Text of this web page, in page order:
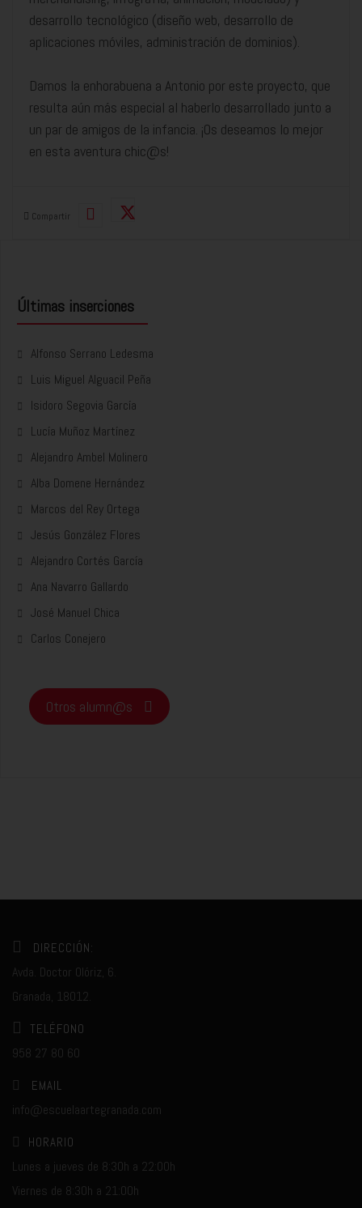
desarrollo tecnológico (diseño web, desarrollo de
aplicaciones móviles, administración de dominios).
Damos la enhorabuena a Antonio por este proyecto, que
resulta aún más especial al haberlo desarrollado junto a
un par de amigos de la infancia. ¡Os deseamos lo mejor
en esta aventura chic@s!
Compartir
Últimas inserciones
Alfonso Serrano Ledesma
Luis Miguel Alguacil Peña
Isidoro Segovia García
Lucía Muñoz Martínez
Alejandro Ambel Molinero
Alba Domene Hernández
Marcos del Rey Ortega
Jesús González Flores
Alejandro Cortés García
Ana Navarro Gallardo
José Manuel Chica
Carlos Conejero
Otros alumn@s
DIRECCIÓN:
Avda. Doctor Olóriz, 6.
Granada, 18012.
TELÉFONO
958 27 80 60
EMAIL
info@escuelaartegranada.com
HORARIO
Lunes a jueves de 8:30h a 22:00h
Viernes de 8:30h a 21:00h